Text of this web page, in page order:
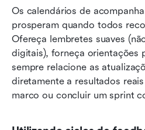
Os calendários de
prosperam quando todos
Ofereça lembretes suaves
digitais), forneça orientações
sempre relacione as
diretamente a resultados
marco ou concluir um sprint